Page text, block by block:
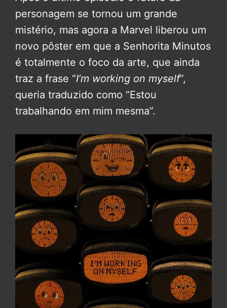
personagem se tornou um grande
mistério, mas agora a Marvel liberou um
novo pôster em que a Senhorita Minutos
é totalmente o foco da arte, que ainda
traz a frase “I’m working on myself“,
queria traduzido como “Estou
trabalhando em mim mesma”.